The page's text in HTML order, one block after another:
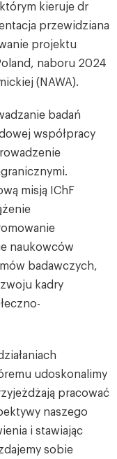
kieruje dr
przewidziana
projektu
naboru 2024
(NAWA).
badań
współpracy
misją IChF
naukowców
badawczych,
kadry
udoskonalimy
pracować
naszego
i stawiając
sobie